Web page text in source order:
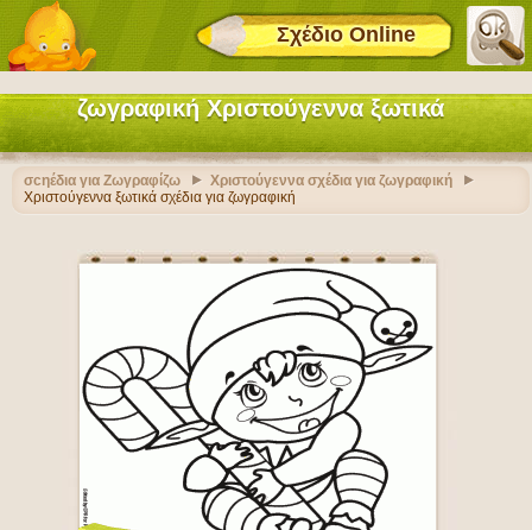
Σχέδιο Online
ζωγραφική Χριστούγεννα ξωτικά
σcηέδια για Ζωγραφίζω
Χριστούγεννα σχέδια για ζωγραφική
Χριστούγεννα ξωτικά σχέδια για ζωγραφική